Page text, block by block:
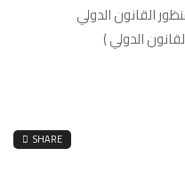
الفلسطينية
من
القانون الدولي
الدولي )
SHARE